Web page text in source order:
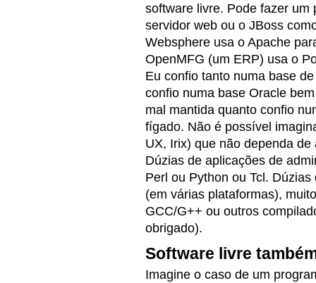
software livre. Pode fazer um
servidor web ou o JBoss
Websphere usa o Apache
OpenMFG (um ERP) usa o
Eu confio tanto numa base
confio numa base Oracle
mal mantida quanto confio
fígado. Não é possível
UX, Irix) que não dependa
Dúzias de aplicações de
Perl ou Python ou Tcl.
(em várias plataformas),
GCC/G++ ou outros
obrigado).
Software livre
Imagine o caso de um